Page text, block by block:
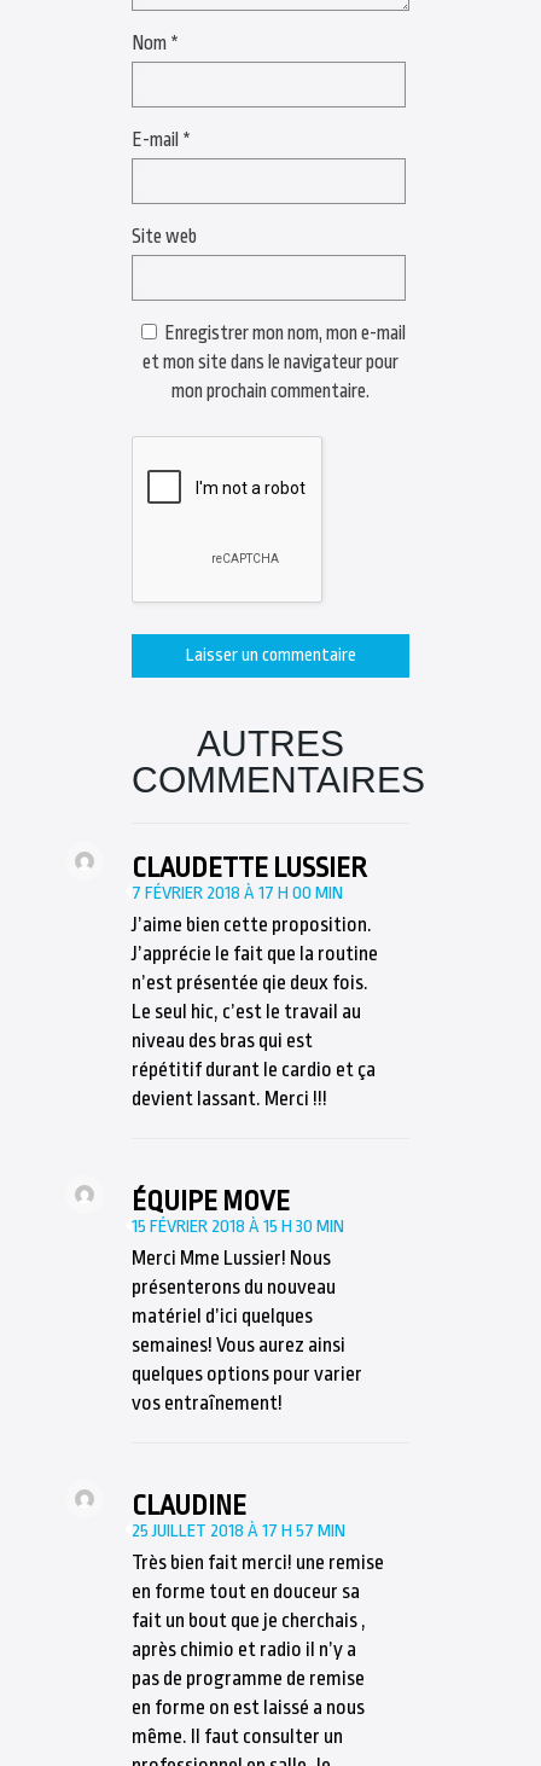
Nom *
E-mail *
Site web
Enregistrer mon nom, mon e-mail
et mon site dans le navigateur pour
mon prochain commentaire.
AUTRES
COMMENTAIRES
CLAUDETTE LUSSIER
7 FÉVRIER 2018 À 17 H 00 MIN
J’aime bien cette proposition.
J’apprécie le fait que la routine
n’est présentée qie deux fois.
Le seul hic, c’est le travail au
niveau des bras qui est
répétitif durant le cardio et ça
devient lassant. Merci !!!
ÉQUIPE MOVE
15 FÉVRIER 2018 À 15 H 30 MIN
Merci Mme Lussier! Nous
présenterons du nouveau
matériel d’ici quelques
semaines! Vous aurez ainsi
quelques options pour varier
vos entraînement!
CLAUDINE
25 JUILLET 2018 À 17 H 57 MIN
Très bien fait merci! une remise
en forme tout en douceur sa
fait un bout que je cherchais ,
après chimio et radio il n’y a
pas de programme de remise
en forme on est laissé a nous
même. Il faut consulter un